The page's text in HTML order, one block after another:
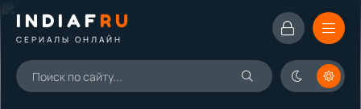
INDIAFRU
СЕРИАЛЫ ОНЛАЙН